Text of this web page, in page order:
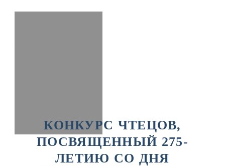
КОНКУРС ЧТЕЦОВ,
ПОСВЯЩЕННЫЙ 275-
ЛЕТИЮ СО ДНЯ